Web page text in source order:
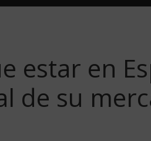
estar en
de su